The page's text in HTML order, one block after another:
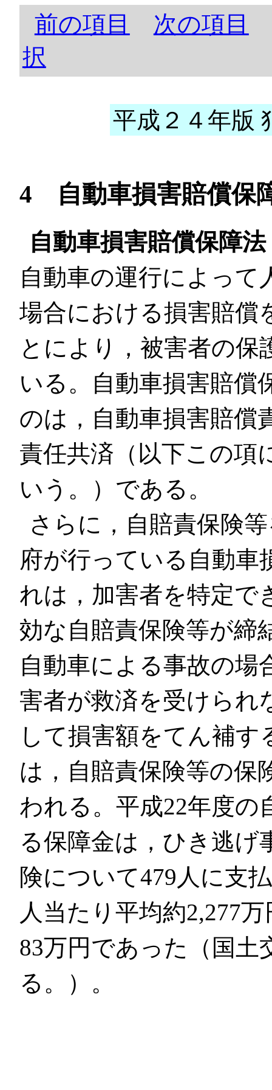
前の項目
次の項目
択
平成２４年版
4 自動車損害賠償保
自動車損害賠償保障法
自動車の運行によって
場合における損害賠償
とにより，被害者の
いる。自動車損害賠償
のは，自動車損害賠償
責任共済（以下この項
いう。）である。
さらに，自賠責保険
府が行っている自動車
れは，加害者を特定で
効な自賠責保険等が締
自動車による事故の場
害者が救済を受けられ
して損害額をてん補
は，自賠責保険等の保
われる。平成22年度の
る保障金は，ひき逃げ
険について479人に支
人当たり平均約2,277
83万円であった（国土
る。）。